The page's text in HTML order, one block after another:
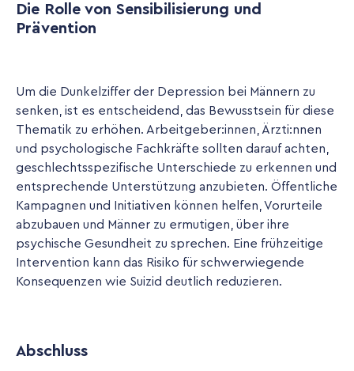
Die Rolle von Sensibilisierung und
Prävention
Um die Dunkelziffer der Depression bei Männern zu
senken, ist es entscheidend, das Bewusstsein für diese
Thematik zu erhöhen. Arbeitgeber:innen, Ärzti:nnen
und psychologische Fachkräfte sollten darauf achten,
geschlechtsspezifische Unterschiede zu erkennen und
entsprechende Unterstützung anzubieten. Öffentliche
Kampagnen und Initiativen können helfen, Vorurteile
abzubauen und Männer zu ermutigen, über ihre
psychische Gesundheit zu sprechen. Eine frühzeitige
Intervention kann das Risiko für schwerwiegende
Konsequenzen wie Suizid deutlich reduzieren.
Abschluss